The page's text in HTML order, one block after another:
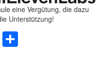
eine Vergütung, die dazu
Unterstützung!
Facebook